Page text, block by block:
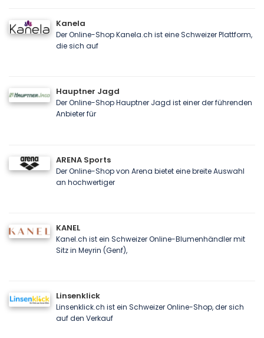
Kanela
Der Online-Shop Kanela.ch ist eine Schweizer Plattform,
die sich auf
Hauptner Jagd
Der Online-Shop Hauptner Jagd ist einer der führenden
Anbieter für
ARENA Sports
Der Online-Shop von Arena bietet eine breite Auswahl
an hochwertiger
KANEL
Kanel.ch ist ein Schweizer Online-Blumenhändler mit
Sitz in Meyrin (Genf),
Linsenklick
Linsenklick.ch ist ein Schweizer Online-Shop, der sich
auf den Verkauf